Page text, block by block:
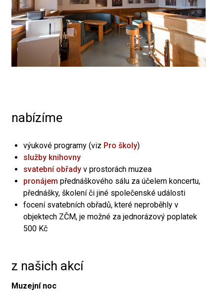
nabízíme
výukové programy (viz Pro školy)
služby knihovny
svatební obřady v prostorách muzea
pronájem přednáškového sálu za účelem koncertu,
přednášky, školení či jiné společenské události
focení svatebních obřadů, které neproběhly v
objektech ZČM, je možné za jednorázový poplatek
500 Kč
z našich akcí
Muzejní noc